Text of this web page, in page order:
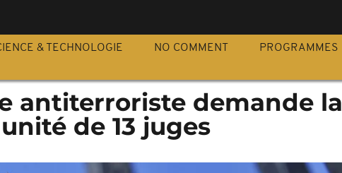
& TECHNOLOGIE NO COMMENT PROGRAMMES
antiterroriste demande la
de 13 juges